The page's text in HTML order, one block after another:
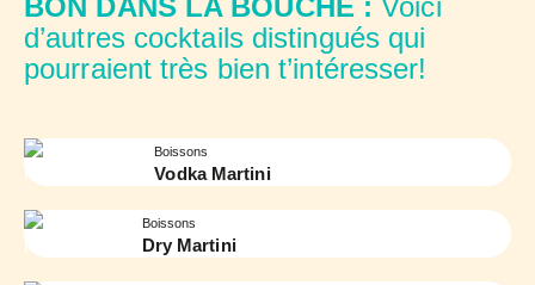
BON DANS LA BOUCHE : Voici
d’autres cocktails distingués qui
pourraient très bien t’intéresser!
Boissons
Vodka Martini
Boissons
Dry Martini